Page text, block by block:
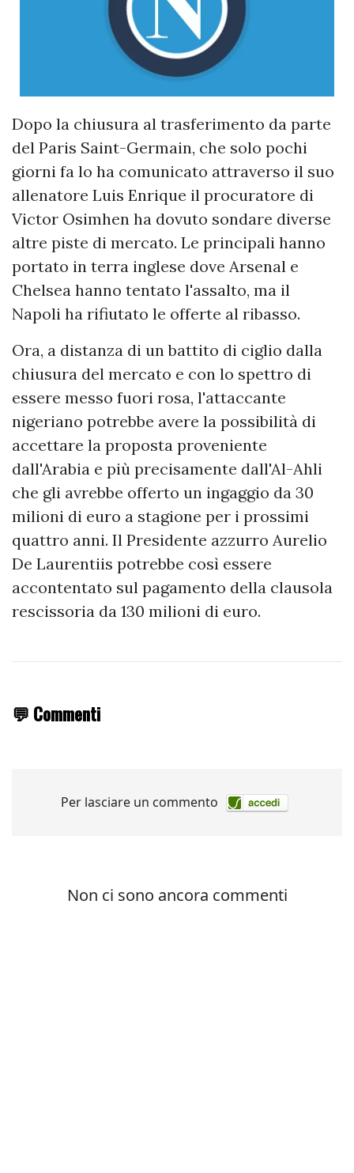
Dopo la chiusura al trasferimento da parte
del Paris Saint-Germain, che solo pochi
giorni fa lo ha comunicato attraverso il suo
allenatore Luis Enrique il procuratore di
Victor Osimhen ha dovuto sondare diverse
altre piste di mercato. Le principali hanno
portato in terra inglese dove Arsenal e
Chelsea hanno tentato l'assalto, ma il
Napoli ha rifiutato le offerte al ribasso.
Ora, a distanza di un battito di ciglio dalla
chiusura del mercato e con lo spettro di
essere messo fuori rosa, l'attaccante
nigeriano potrebbe avere la possibilità di
accettare la proposta proveniente
dall'Arabia e più precisamente dall'Al-Ahli
che gli avrebbe offerto un ingaggio da 30
milioni di euro a stagione per i prossimi
quattro anni. Il Presidente azzurro Aurelio
De Laurentiis potrebbe così essere
accontentato sul pagamento della clausola
rescissoria da 130 milioni di euro.
💬 Commenti